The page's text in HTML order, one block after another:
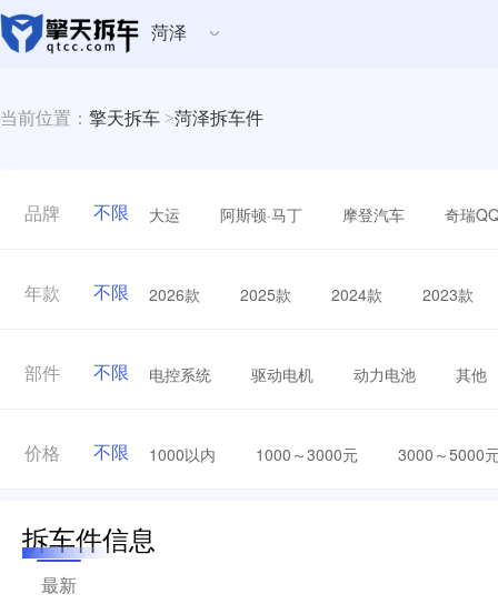
菏泽
当前位置： 擎天拆车 >菏泽拆车件
品牌 不限 大运 阿斯顿·马丁 摩登汽车 奇瑞
年款 不限 2026款 2025款 2024款 2023款
部件 不限 电控系统 驱动电机 动力电池 其他
价格 不限 1000以内 1000～3000元 3000～5000
拆车件信息
最新